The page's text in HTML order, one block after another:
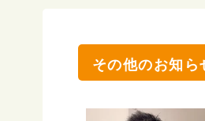
その他のお知ら